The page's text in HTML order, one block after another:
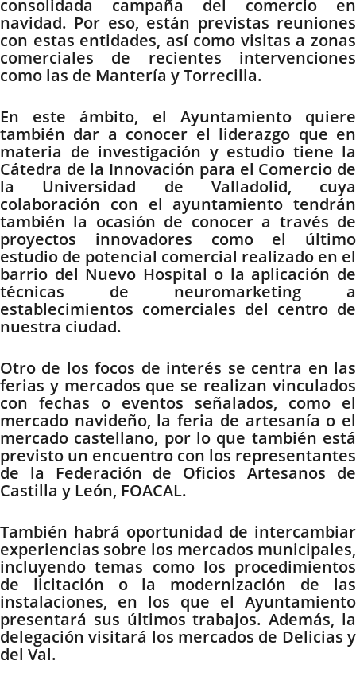
consolidada campaña del comercio en
navidad. Por eso, están previstas reuniones
con estas entidades, así como visitas a zonas
comerciales de recientes intervenciones
como las de Mantería y Torrecilla.
En este ámbito, el Ayuntamiento quiere
también dar a conocer el liderazgo que en
materia de investigación y estudio tiene la
Cátedra de la Innovación para el Comercio de
la Universidad de Valladolid, cuya
colaboración con el ayuntamiento tendrán
también la ocasión de conocer a través de
proyectos innovadores como el último
estudio de potencial comercial realizado en el
barrio del Nuevo Hospital o la aplicación de
técnicas de neuromarketing a
establecimientos comerciales del centro de
nuestra ciudad.
Otro de los focos de interés se centra en las
ferias y mercados que se realizan vinculados
con fechas o eventos señalados, como el
mercado navideño, la feria de artesanía o el
mercado castellano, por lo que también está
previsto un encuentro con los representantes
de la Federación de Oficios Artesanos de
Castilla y León, FOACAL.
También habrá oportunidad de intercambiar
experiencias sobre los mercados municipales,
incluyendo temas como los procedimientos
de licitación o la modernización de las
instalaciones, en los que el Ayuntamiento
presentará sus últimos trabajos. Además, la
delegación visitará los mercados de Delicias y
del Val.